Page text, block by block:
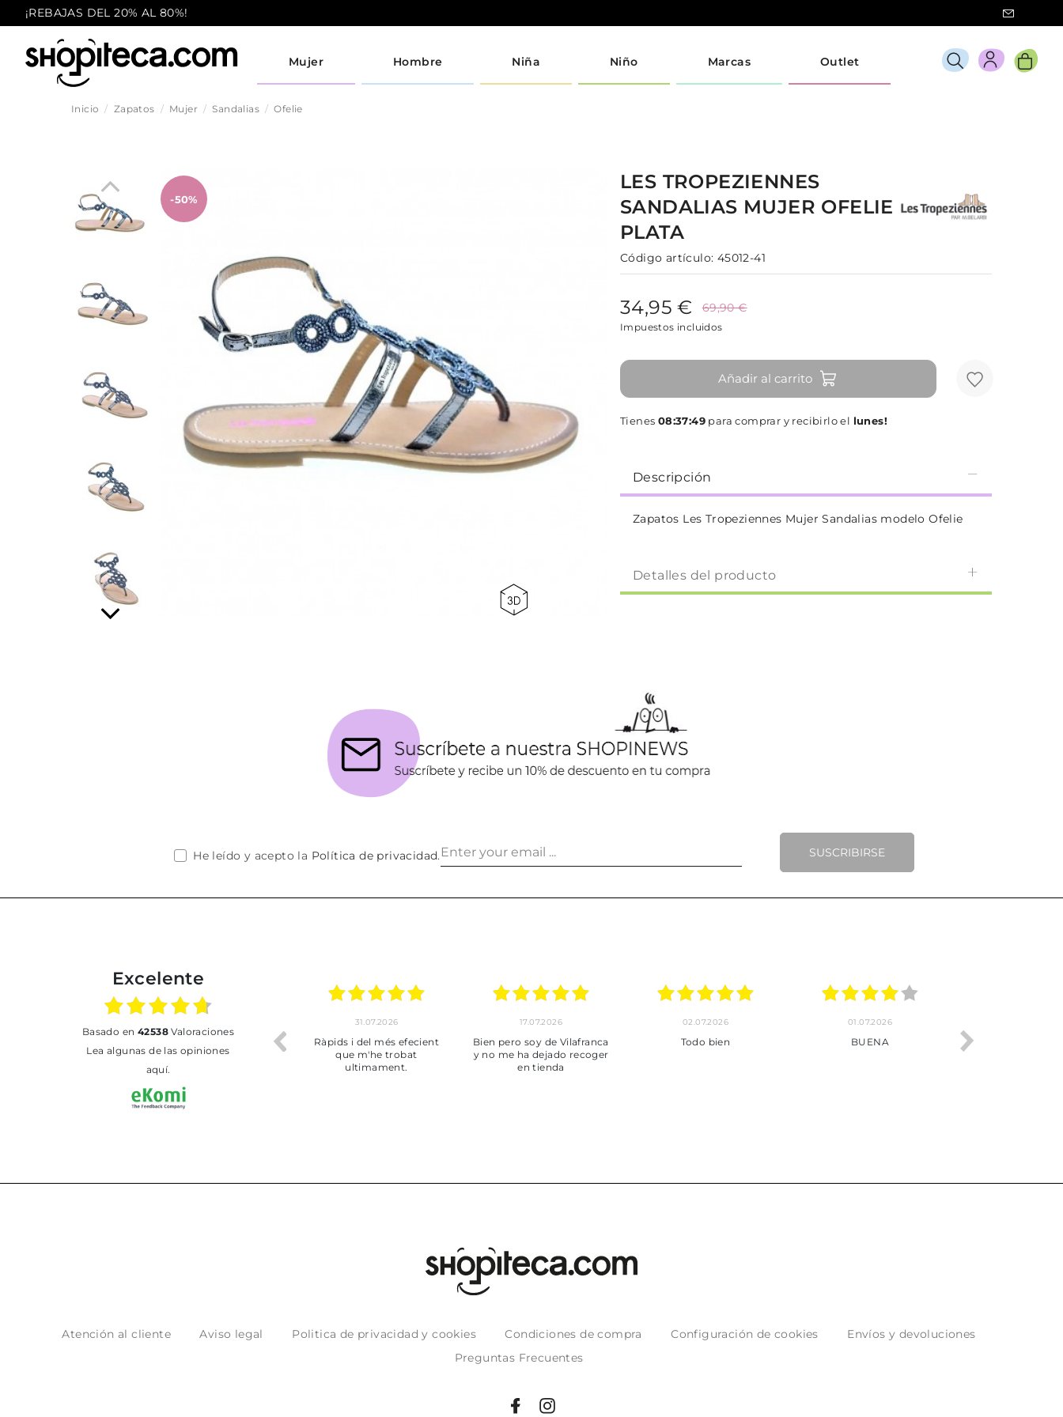
¡REBAJAS DEL 20% AL 80%!
Mujer Hombre Niña Niño Marcas Outlet
Inicio Zapatos Mujer Sandalias Ofelie
-50%
LES TROPEZIENNES
SANDALIAS MUJER OFELIE
PLATA
Código artículo: 45012-41
34,95 € 69,90 €
Impuestos incluidos
Añadir al carrito
Tienes 08:37:48 para comprar y recibirlo el lunes!
Descripción
Zapatos Les Tropeziennes Mujer Sandalias modelo Ofelie
Detalles del producto
SUSCRIBIRSE
He leído y acepto la Política de privacidad.
Excelente
basado en 42538Valoraciones
Lea algunas de las opiniones
aquí.
30.06.2026
Tot perfecte
24.06.2026
***
23.06.2026
Pedido hecho, pedido
22.06.2026
Servicio muy completo
Atención al cliente Aviso legal Politica de privacidad y cookies Condiciones de compra Configuración de cookies
Envíos y devoluciones
Preguntas Frecuentes